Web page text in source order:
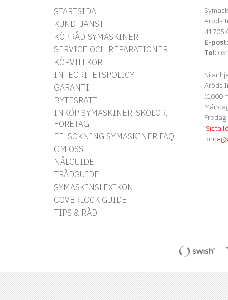
STARTSIDA
KUNDTJÄNST
KÖPRÅD SYMASKINER
SERVICE OCH REPARATIONER
KÖPVILLKOR
INTEGRITETSPOLICY
GARANTI
BYTESRÄTT
INKÖP SYMASKINER, SKOLOR,
FÖRETAG
FELSÖKNING SYMASKINER FAQ
OM OSS
NÅLGUIDE
TRÅDGUIDE
SYMASKINSLEXIKON
COVERLOCK GUIDE
TIPS & RÅD
Aröds
41705
E-post:
Tel:
Ni är
Aröds
(1000
Sista